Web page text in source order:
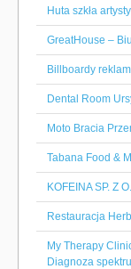
Huta szkła
GreatHouse –
Billboardy
Dental Room
Moto Bracia
Tabana Food &
KOFEINA SP. Z
Restauracja
My Therapy
Diagnoza